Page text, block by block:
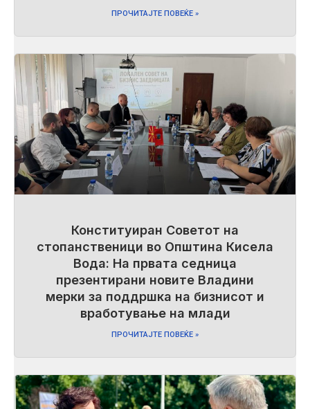
ПРОЧИТАЈТЕ ПОВЕЌЕ »
Конституиран Советот на
стопанственици во Општина Кисела
Вода: На првата седница
презентирани новите Владини
мерки за поддршка на бизнисот и
вработување на млади
ПРОЧИТАЈТЕ ПОВЕЌЕ »